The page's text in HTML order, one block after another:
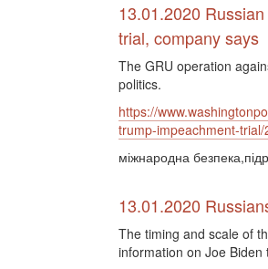
13.01.2020
trial, company says
The GRU operation
politics.
https://
trump-impeachment-
міжнародна
13.01.2020
The timing and scale of
information on Joe